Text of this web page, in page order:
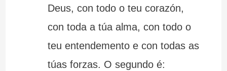
Deus, con todo o teu corazón,
con toda a túa alma, con todo o
teu entendemento e con todas as
túas forzas. O segundo é: